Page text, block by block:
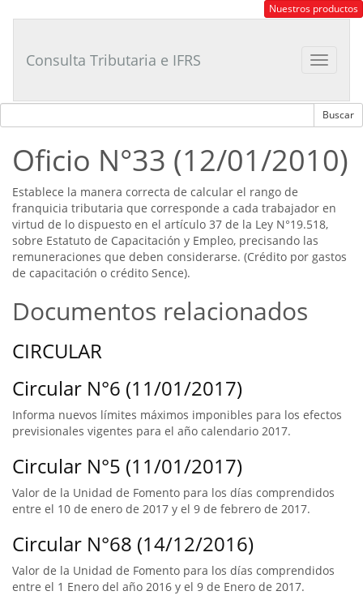
Tributario
Nuestros productos
Toggle
Consulta Tributaria e IFRS
Oficio N°33 (12/01/2010)
Establece la manera correcta de calcular el rango de
franquicia tributaria que corresponde a cada trabajador en
virtud de lo dispuesto en el artículo 37 de la Ley N°19.518,
sobre Estatuto de Capacitación y Empleo, precisando las
remuneraciones que deben considerarse. (Crédito por gastos
de capacitación o crédito Sence).
Documentos relacionados
CIRCULAR
Circular N°6 (11/01/2017)
Informa nuevos límites máximos imponibles para los efectos
previsionales vigentes para el año calendario 2017.
Circular N°5 (11/01/2017)
Valor de la Unidad de Fomento para los días comprendidos
entre el 10 de enero de 2017 y el 9 de febrero de 2017.
Circular N°68 (14/12/2016)
Valor de la Unidad de Fomento para los días comprendidos
entre el 1 Enero del año 2016 y el 9 de Enero de 2017.